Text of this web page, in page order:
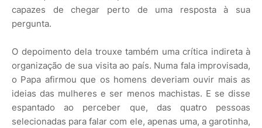
capazes de chegar perto de uma resposta à sua
pergunta.
O depoimento dela trouxe também uma crítica indireta à
organização de sua visita ao país. Numa fala improvisada,
o Papa afirmou que os homens deveriam ouvir mais as
ideias das mulheres e ser menos machistas. E se disse
espantado ao perceber que, das quatro pessoas
selecionadas para falar com ele, apenas uma, a garotinha,